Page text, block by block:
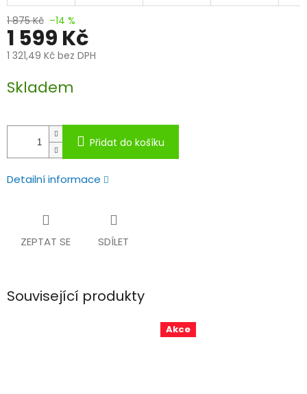
1 875 Kč –14 %
1 599 Kč
1 321,49 Kč bez DPH
cena:
Skladem
Přidat do košíku
Detailní informace
ZEPTAT SE SDÍLET
Související produkty
Akce